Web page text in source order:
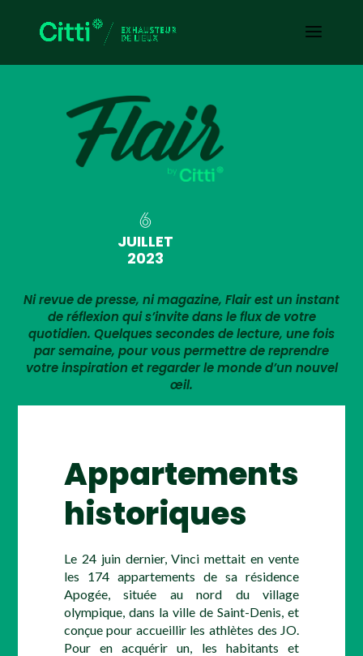
6
JUILLET
2023
Ni revue de presse, ni magazine, Flair est un instant
de réflexion qui s’invite dans le flux de votre
quotidien. Quelques secondes de lecture, une fois
par semaine, pour vous permettre de reprendre
votre inspiration et regarder le monde d’un nouvel
œil.
Appartements
historiques
Le 24 juin dernier, Vinci mettait en vente
les 174 appartements de sa résidence
Apogée, située au nord du village
olympique, dans la ville de Saint-Denis, et
conçue pour accueillir les athlètes des JO.
Pour en acquérir un, les habitants et